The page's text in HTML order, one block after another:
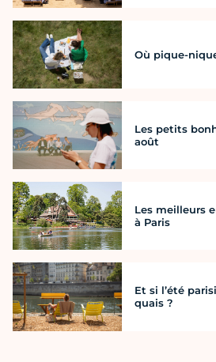
Où pique-
Les petits
août
Les meilleurs
à Paris
Et si l’été
quais ?